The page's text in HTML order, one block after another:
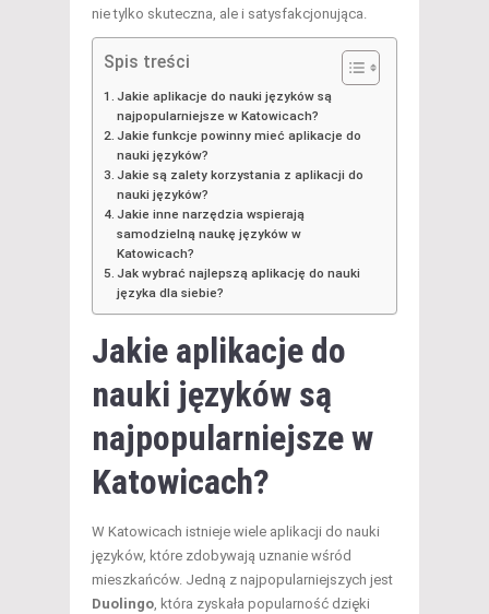
nie tylko skuteczna, ale i satysfakcjonująca.
Spis treści
Jakie aplikacje do nauki języków są
najpopularniejsze w Katowicach?
Jakie funkcje powinny mieć aplikacje do
nauki języków?
Jakie są zalety korzystania z aplikacji do
nauki języków?
Jakie inne narzędzia wspierają
samodzielną naukę języków w
Katowicach?
Jak wybrać najlepszą aplikację do nauki
języka dla siebie?
Jakie aplikacje do
nauki języków są
najpopularniejsze w
Katowicach?
W Katowicach istnieje wiele aplikacji do nauki
języków, które zdobywają uznanie wśród
mieszkańców. Jedną z najpopularniejszych jest
Duolingo, która zyskała popularność dzięki